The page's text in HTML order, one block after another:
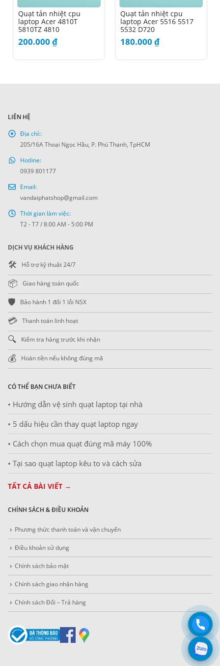
Quạt tản nhiệt cpu
laptop Acer 4810T
5810TZ 4810
200.000 ₫
Quạt tản nhiệt cpu
laptop Acer 5516 5517
5532 D720
180.000 ₫
LIÊN HỆ
Địa chỉ::
205/16A Thoại Ngọc Hầu, P. Phú Thạnh, TpHCM
Hotline:
0939 801177
Email:
vandaiphatshop@gmail.com
Thời gian làm việc:
T2 - T7 / 8:00 AM - 5:00 PM
DỊCH VỤ KHÁCH HÀNG
🛠️ Hỗ trợ kỹ thuật 24/7
📦 Giao hàng toàn quốc
🛡️ Bảo hành 1 đổi 1 lỗi NSX
💳 Thanh toán linh hoạt
🔍 Kiểm tra hàng trước khi nhận
💰 Hoàn tiền nếu không đúng mã
CÓ THỂ BẠN CHƯA BIẾT
• Hướng dẫn vệ sinh quạt laptop tại nhà
• 5 dấu hiệu cần thay quạt laptop ngay
• Cách chọn mua quạt đúng mã máy 100%
• Tại sao quạt laptop kêu to và cách sửa
TẤT CẢ BÀI VIẾT →
CHÍNH SÁCH & ĐIỀU KHOẢN
Phương thức thanh toán và vận chuyển
Điều khoản sử dụng
Chính sách bảo mật
Chính sách giao nhận hàng
Chính sách Đổi – Trả hàng